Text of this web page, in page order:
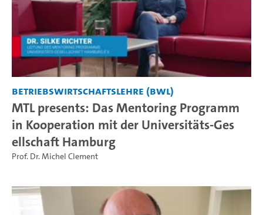
Betriebswirtschaftslehre (BWL)
MTL presents: Das Mentoring Programm
in Kooperation mit der Universitäts-Ges
ellschaft Hamburg
Prof. Dr. Michel Clement